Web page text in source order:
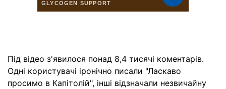
Під відео з'явилося понад 8,4 тисячі коментарів.
Одні користувачі іронічно писали "Ласкаво
просимо в Капітолій", інші відзначали незвичайну